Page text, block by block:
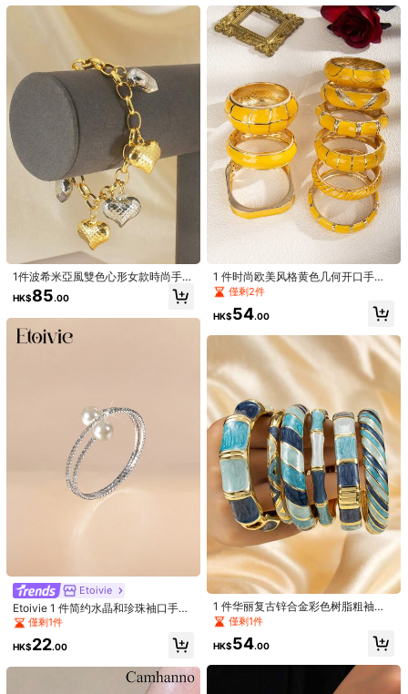
1/10
.53 -2%
3件/1套 極簡幾何不對稱水滴形厚紋理金
4.80(1000+)
尺寸
3件套裝 1件水滴形手鐲 1件光面彈簧手鐲
1件精緻幾何手鐲
數量:
配送到 Hong Kong China
Items in this category cannot be returned or exchanged.
安全支付 · 隱私保護
查看更多
95%
偏大
1%
會回購(21) 華麗的(88) 物流快(14) 方便攜帶
j***n 顏色: 金黃色 / 尺寸: 3件套裝
評價內容：
實品與照片完全相符，質感比預期中更好。包裝嚴實確
1件波希米亞風雙色心形女款時尚手
鍊，優雅設計，銅底，適合日常配戴
與婚禮珠寶，季節性配件
HK$85.00
Etoivie
Etoivie 1 件简约水晶和珍珠袖口手
镯、派对礼服配饰
僅剩1件
HK$22.00
1 件时尚欧美风格黄色几何开口手
镯，适合日常佩戴、聚会和礼物
僅剩2件
HK$54.00
1 件华丽复古锌合金彩色树脂粗袖口
手链，适合女士、夜总会办公室日常
和街头风格音乐狂欢节个性女士佩戴
珠宝，适合婚礼情人节母亲节生日的
僅剩1件
HK$54.00